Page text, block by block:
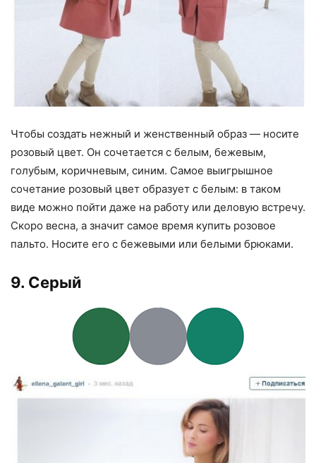
Чтобы создать нежный и женственный образ — носите
розовый цвет. Он сочетается с белым, бежевым,
голубым, коричневым, синим. Самое выигрышное
сочетание розовый цвет образует с белым: в таком
виде можно пойти даже на работу или деловую встречу.
Скоро весна, а значит самое время купить розовое
пальто. Носите его с бежевыми или белыми брюками.
9. Серый